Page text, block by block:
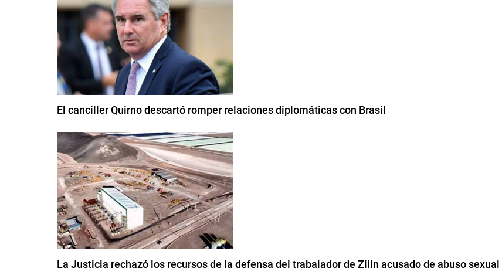
El canciller Quirno descartó romper relaciones diplomáticas con Brasil
La Justicia rechazó los recursos de la defensa del trabajador de Zijin acusado de abuso sexual